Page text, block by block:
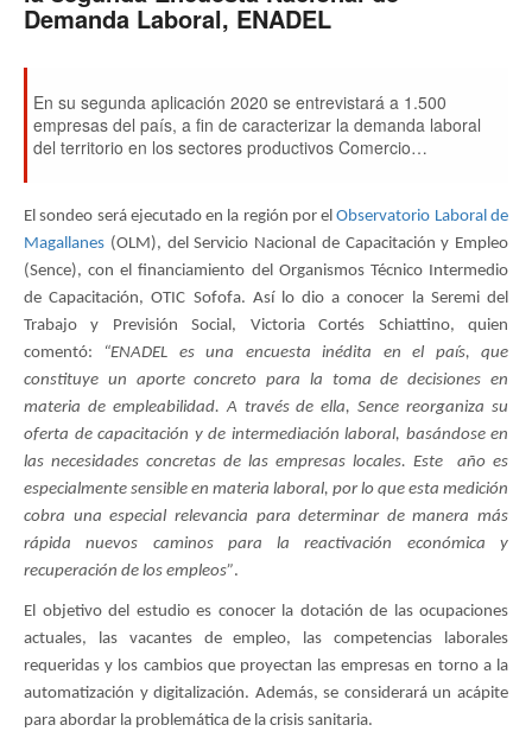
Demanda Laboral, ENADEL
En su segunda aplicación 2020 se entrevistará a 1.500
empresas del país, a fin de caracterizar la demanda laboral
del territorio en los sectores productivos Comercio
El sondeo será ejecutado en la región por elObservatorio Laboral de
Magallanes (OLM), del Servicio Nacional de Capacitación y Empleo
(Sence), con el financiamiento del Organismos Técnico Intermedio
de Capacitación, OTIC Sofofa. Así lo dio a conocer la Seremi del
Trabajo y Previsión Social, Victoria Cortés Schiattino, quien
comentó:
“ENADEL es una encuesta inédita en el país, que
constituye un aporte concreto para la toma de decisiones en
materia de empleabilidad. A través de ella, Sence reorganiza su
oferta de capacitación y de intermediación laboral, basándose en
las necesidades concretas de las empresas locales. Este año es
especialmente sensible en materia laboral, por lo que esta medición
cobra una especial relevancia para determinar de manera más
rápida nuevos caminos para la reactivación económica y
recuperación de los empleos”.
El objetivo del estudio es conocer la dotación de las ocupaciones
actuales, las vacantes de empleo, las competencias laborales
requeridas y los cambios que proyectan las empresas en torno a la
automatización y digitalización. Además, se considerará un acápite
para abordar la problemática de la crisis sanitaria.